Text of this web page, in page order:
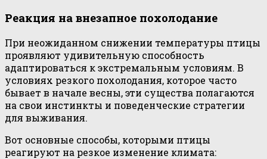
Реакция на внезапное похолодание
При неожиданном снижении температуры птицы
проявляют удивительную способность
адаптироваться к экстремальным условиям. В
условиях резкого похолодания, которое часто
бывает в начале весны, эти существа полагаются
на свои инстинкты и поведенческие стратегии
для выживания.
Вот основные способы, которыми птицы
реагируют на резкое изменение климата: